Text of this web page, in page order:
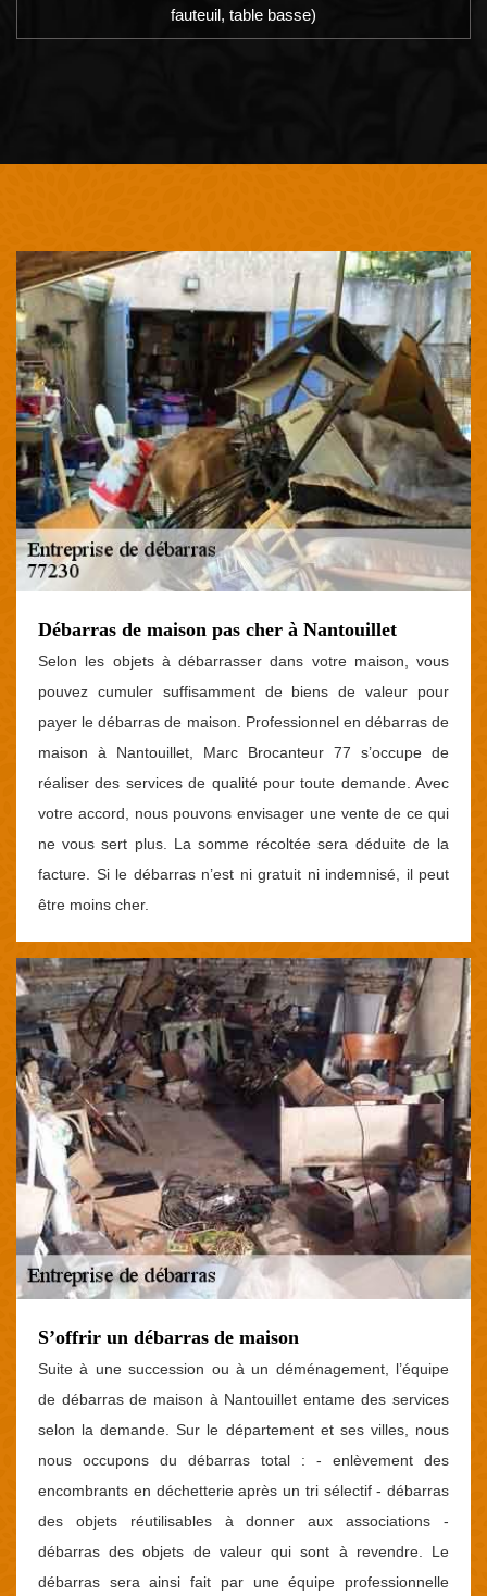
fauteuil, table basse)
Débarras de maison pas cher à Nantouillet
Selon les objets à débarrasser dans votre maison, vous
pouvez cumuler suffisamment de biens de valeur pour
payer le débarras de maison. Professionnel en débarras de
maison à Nantouillet, Marc Brocanteur 77 s’occupe de
réaliser des services de qualité pour toute demande. Avec
votre accord, nous pouvons envisager une vente de ce qui
ne vous sert plus. La somme récoltée sera déduite de la
facture. Si le débarras n’est ni gratuit ni indemnisé, il peut
être moins cher.
S’offrir un débarras de maison
Suite à une succession ou à un déménagement, l’équipe
de débarras de maison à Nantouillet entame des services
selon la demande. Sur le département et ses villes, nous
nous occupons du débarras total : - enlèvement des
encombrants en déchetterie après un tri sélectif - débarras
des objets réutilisables à donner aux associations -
débarras des objets de valeur qui sont à revendre. Le
débarras sera ainsi fait par une équipe professionnelle